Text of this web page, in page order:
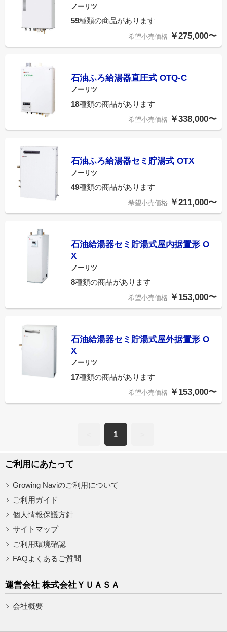
ノーリツ
59種類の商品があります
希望小売価格 ￥275,000〜
石油ふろ給湯器直圧式 OTQ-C
ノーリツ
18種類の商品があります
希望小売価格 ￥338,000〜
石油ふろ給湯器セミ貯湯式 OTX
ノーリツ
49種類の商品があります
希望小売価格 ￥211,000〜
石油給湯器セミ貯湯式屋内据置形 O
X
ノーリツ
8種類の商品があります
希望小売価格 ￥153,000〜
石油給湯器セミ貯湯式屋外据置形 O
X
ノーリツ
17種類の商品があります
希望小売価格 ￥153,000〜
1
ご利用にあたって
Growing Naviのご利用について
ご利用ガイド
個人情報保護方針
サイトマップ
ご利用環境確認
FAQよくあるご質問
運営会社 株式会社ＹＵＡＳＡ
会社概要